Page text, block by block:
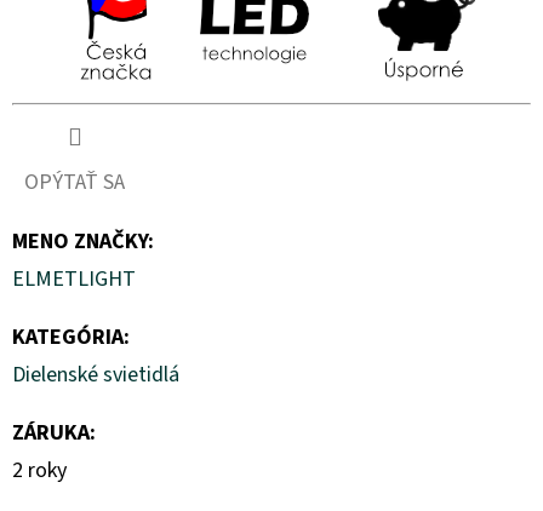
OPÝTAŤ SA
MENO ZNAČKY:
ELMETLIGHT
KATEGÓRIA:
Dielenské svietidlá
ZÁRUKA:
2 roky